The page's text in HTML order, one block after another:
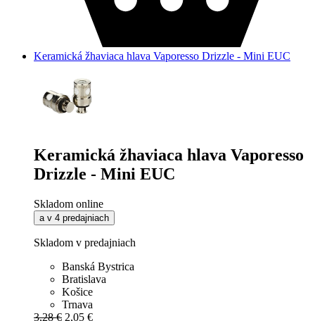
Keramická žhaviaca hlava Vaporesso Drizzle - Mini EUC
Keramická žhaviaca hlava Vaporesso
Drizzle - Mini EUC
Skladom online
a v 4 predajniach
Skladom v predajniach
Banská Bystrica
Bratislava
Košice
Trnava
3,28 € 2,05 €